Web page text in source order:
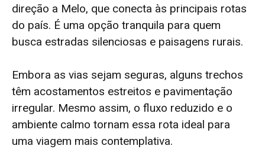
direção a Melo, que conecta às principais rotas
do país. É uma opção tranquila para quem
busca estradas silenciosas e paisagens rurais.
Embora as vias sejam seguras, alguns trechos
têm acostamentos estreitos e pavimentação
irregular. Mesmo assim, o fluxo reduzido e o
ambiente calmo tornam essa rota ideal para
uma viagem mais contemplativa.